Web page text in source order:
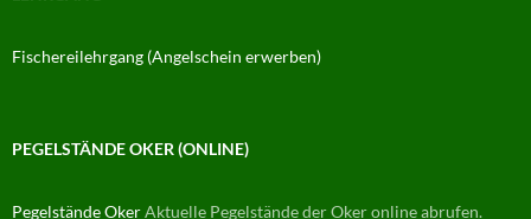
Fischereilehrgang (Angelschein erwerben)
PEGELSTÄNDE OKER (ONLINE)
Pegelstände OkerAktuelle Pegelstände der Oker online abrufen.